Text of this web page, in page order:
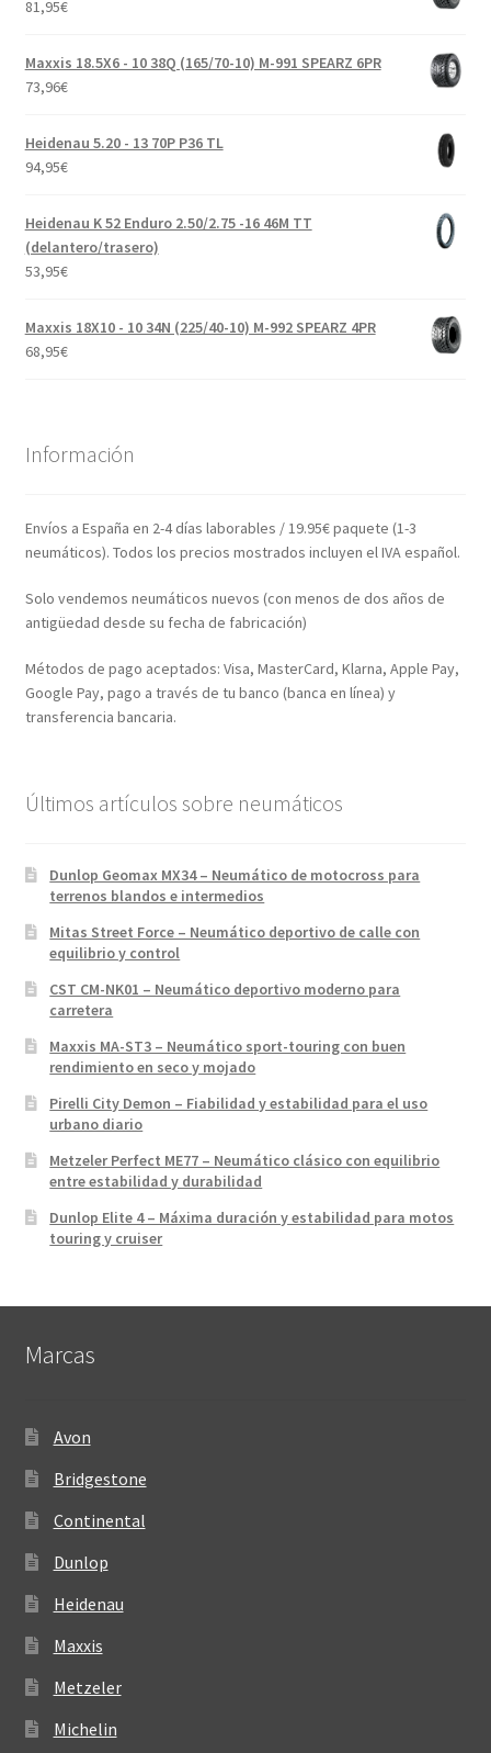
81,95€
Maxxis 18.5X6 - 10 38Q (165/70-10) M-991 SPEARZ 6PR
73,96€
Heidenau 5.20 - 13 70P P36 TL
94,95€
Heidenau K 52 Enduro 2.50/2.75 -16 46M TT
(delantero/trasero)
53,95€
Maxxis 18X10 - 10 34N (225/40-10) M-992 SPEARZ 4PR
68,95€
Información
Envíos a España en 2-4 días laborables / 19.95€ paquete (1-3
neumáticos). Todos los precios mostrados incluyen el IVA español.
Solo vendemos neumáticos nuevos (con menos de dos años de
antigüedad desde su fecha de fabricación)
Métodos de pago aceptados: Visa, MasterCard, Klarna, Apple Pay,
Google Pay, pago a través de tu banco (banca en línea) y
transferencia bancaria.
Últimos artículos sobre neumáticos
Dunlop Geomax MX34 – Neumático de motocross para
terrenos blandos e intermedios
Mitas Street Force – Neumático deportivo de calle con
equilibrio y control
CST CM-NK01 – Neumático deportivo moderno para
carretera
Maxxis MA-ST3 – Neumático sport-touring con buen
rendimiento en seco y mojado
Pirelli City Demon – Fiabilidad y estabilidad para el uso
urbano diario
Metzeler Perfect ME77 – Neumático clásico con equilibrio
entre estabilidad y durabilidad
Dunlop Elite 4 – Máxima duración y estabilidad para motos
touring y cruiser
Marcas
Avon
Bridgestone
Continental
Dunlop
Heidenau
Maxxis
Metzeler
Michelin